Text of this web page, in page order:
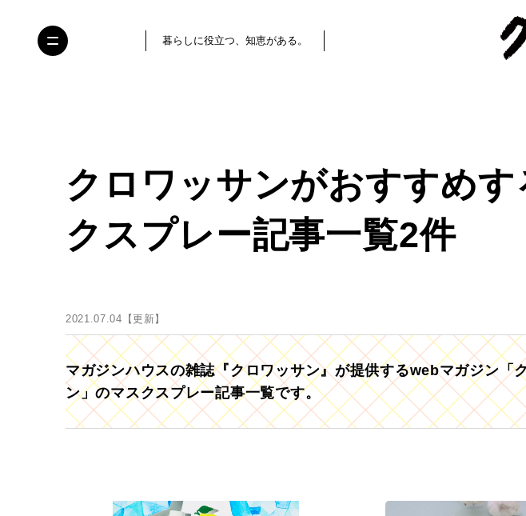
暮らしに役立つ、知恵がある。
クロワッサンがおすすめす
クスプレー記事一覧2件
2021.07.04【更新】
マガジンハウスの雑誌『クロワッサン』が提供するwebマガジン「
ン」のマスクスプレー記事一覧です。